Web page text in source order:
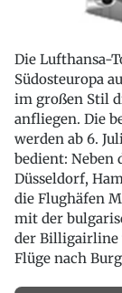
Die Lufthansa-
Südosteuropa
im großen Stil
anfliegen. Die
werden ab 6.
bedient: Neben
Düsseldorf,
die Flughäfen
mit der
der Billigairline
Flüge nach